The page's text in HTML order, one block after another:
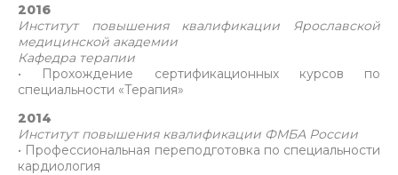
2016
Институт повышения квалификации Ярославской
медицинской академии
Кафедра терапии
• Прохождение сертификационных курсов по
специальности «Терапия»
2014
Институт повышения квалификации ФМБА России
• Профессиональная переподготовка по специальности
кардиология